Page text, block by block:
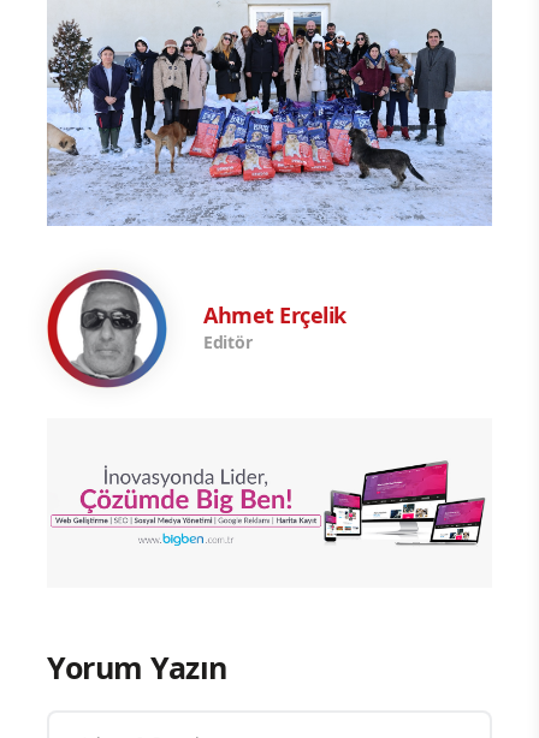
Ahmet Erçelik
Editör
Yorum Yazın